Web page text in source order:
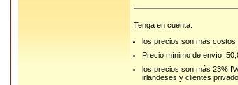
Tenga en cuenta:
los precios son más costos
Precio mínimo de envío:
los precios son más 23%
irlandeses y clientes